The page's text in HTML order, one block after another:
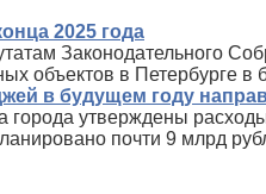
2025 года
Законодательного
объектов в Петербурге в
в будущем году
утверждены
почти 9 млрд